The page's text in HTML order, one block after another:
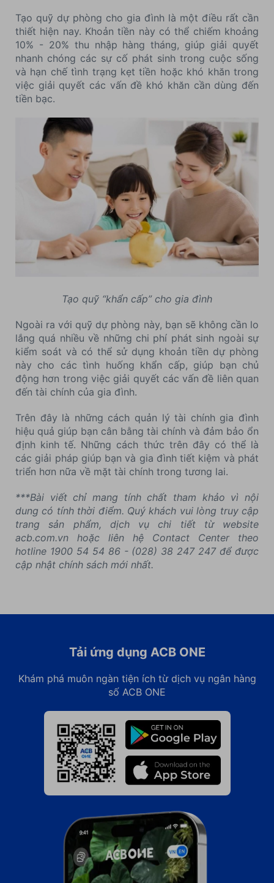
Tạo quỹ dự phòng cho gia đình là một điều rất cần
thiết hiện nay. Khoản tiền này có thể chiếm khoảng
10% - 20% thu nhập hàng tháng, giúp giải quyết
nhanh chóng các sự cố phát sinh trong cuộc sống
và hạn chế tình trạng kẹt tiền hoặc khó khăn trong
việc giải quyết các vấn đề khó khăn cần dùng đến
tiền bạc.
Tạo quỹ “khẩn cấp” cho gia đình
Ngoài ra với quỹ dự phòng này, bạn sẽ không cần lo
lắng quá nhiều về những chi phí phát sinh ngoài sự
kiểm soát và có thể sử dụng khoản tiền dự phòng
này cho các tình huống khẩn cấp, giúp bạn chủ
động hơn trong việc giải quyết các vấn đề liên quan
đến tài chính của gia đình.
Trên đây là những cách quản lý tài chính gia đình
hiệu quả giúp bạn cân bằng tài chính và đảm bảo ổn
định kinh tế. Những cách thức trên đây có thể là
các giải pháp giúp bạn và gia đình tiết kiệm và phát
triển hơn nữa về mặt tài chính trong tương lai.
***Bài viết chỉ mang tính chất tham khảo vì nội
dung có tính thời điểm. Quý khách vui lòng truy cập
trang sản phẩm, dịch vụ chi tiết từ website
acb.com.vn hoặc liên hệ Contact Center theo
hotline 1900 54 54 86 - (028) 38 247 247 để được
cập nhật chính sách mới nhất.
Tải ứng dụng ACB ONE
Khám phá muôn ngàn tiện ích từ dịch vụ ngân hàng
số ACB ONE